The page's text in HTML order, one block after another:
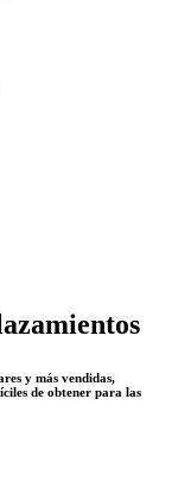
y más vendidas,
de obtener para las